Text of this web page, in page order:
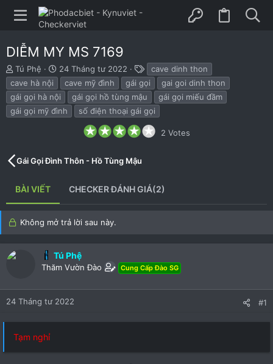
DIỄM MY MS 7169
B
ắ
t
đ
ầ
Tú Phệ
N
g
à
y
b
u
24 Tháng tư 2022
h
ẻ
cave dinh thon
cave hà nội
cave mỹ đình gái gọi
gai goi dinh thon
gái gọi hà nội
gái gọi hồ tùng mậu
gái gọi miếu đầm
gái gọi mỹ đình
số điện thoại gái gọi
4
.
a
r
(
2 Votes
Gái Gọi Đình Thôn - Hồ Tùng Mậu
BÀI VIẾT CHECKER ĐÁNH GIÁ(2)
Không mở trả lời sau này.
Tú Phệ
Thăm Vườn Đào Cung Cấp Đào SG
24 Tháng tư 2022 #1
Tạm nghỉ